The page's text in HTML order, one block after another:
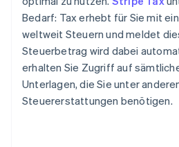
Bedarf: Tax erhebt für Sie mit
weltweit Steuern und meldet
Steuerbetrag wird dabei
erhalten Sie Zugriff auf
Unterlagen, die Sie unter
Steuererstattungen benötigen.